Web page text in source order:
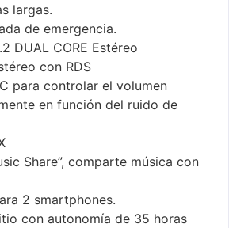
largas.
de emergencia.
DUAL CORE Estéreo
con RDS
para controlar el volumen
en función del ruido de
Share”, comparte música con
2 smartphones.
con autonomía de 35 horas